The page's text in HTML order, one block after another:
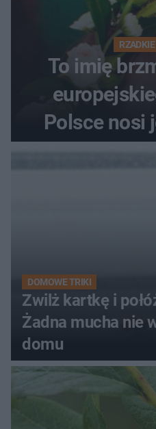
To imię
Polsce nosi
DOMOWE TRIKI
Zwilż kartkę i
Żadna mucha nie
domu